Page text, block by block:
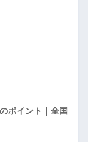
ポイント｜全国